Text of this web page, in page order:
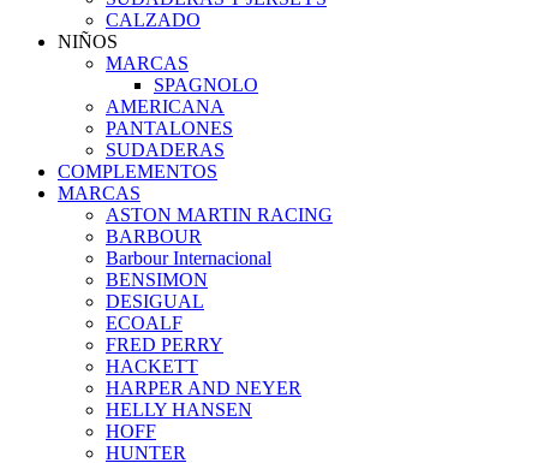
CALZADO
NIÑOS
MARCAS
SPAGNOLO
AMERICANA
PANTALONES
SUDADERAS
COMPLEMENTOS
MARCAS
ASTON MARTIN RACING
BARBOUR
Barbour Internacional
BENSIMON
DESIGUAL
ECOALF
FRED PERRY
HACKETT
HARPER AND NEYER
HELLY HANSEN
HOFF
HUNTER